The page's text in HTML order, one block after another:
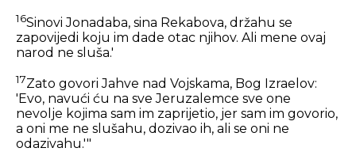
16Sinovi Jonadaba, sina Rekabova, držahu se
zapovijedi koju im dade otac njihov. Ali mene ovaj
narod ne sluša.'
17Zato govori Jahve nad Vojskama, Bog Izraelov:
'Evo, navući ću na sve Jeruzalemce sve one
nevolje kojima sam im zaprijetio, jer sam im govorio,
a oni me ne slušahu, dozivao ih, ali se oni ne
odazivahu.'"